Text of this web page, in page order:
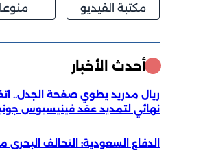
مكتبة الفيديو
أحدث الأخبار
ريال مدريد يطوي صفحة الجدل..
نهائي لتمديد عقد فينيسيوس
الدفاع السعودية: التحالف البحري